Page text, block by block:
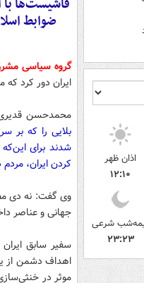
اذان ظهر
۱۲:۱۰
شرعی
۲۳:۲۳
فاشیست‌ها
ضوابط
گروه سیاسی
ایران دور کرد که
محمدحسن قدیری
بلایی را که بر
شدند برای
کردن ایران،
وی گفت: نه دی
جهانی و عناصر
سفیر سابق
اهداف دشمن از
موثر در